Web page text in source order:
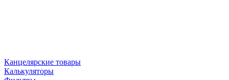
Канцелярские товары
Калькуляторы